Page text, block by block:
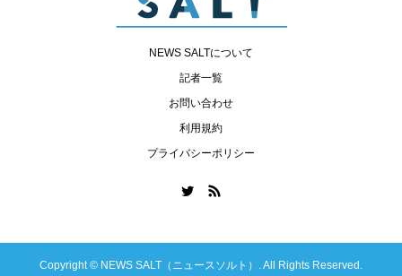
NEWS SALTについて
記者一覧
お問い合わせ
利用規約
プライバシーポリシー
Copyright © NEWS SALT（ニュースソルト）. All Rights Reserved.